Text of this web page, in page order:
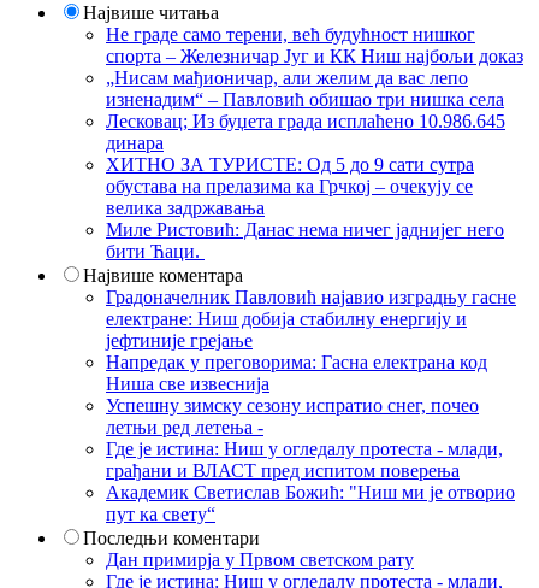
Највише читања
Не граде само терени, већ будућност нишког
спорта – Железничар Југ и КК Ниш најбољи доказ
„Нисам мађионичар, али желим да вас лепо
изненадим“ – Павловић обишао три нишка села
Лесковац; Из буџета града исплаћено 10.986.645
динара
ХИТНО ЗА ТУРИСТЕ: Од 5 до 9 сати сутра
обустава на прелазима ка Грчкој – очекују се
велика задржавања
Миле Ристовић: Данас нема ничег јаднијег него
бити Ћаци.
Највише коментара
Градоначелник Павловић најавио изградњу гасне
електране: Ниш добија стабилну енергију и
јефтиније грејање
Напредак у преговорима: Гасна електрана код
Ниша све извеснија
Успешну зимску сезону испратио снег, почео
летњи ред летења -
Где је истина: Ниш у огледалу протеста - млади,
грађани и ВЛАСТ пред испитом поверења
Академик Светислав Божић: "Ниш ми је отворио
пут ка свету“
Последњи коментари
Дан примирја у Првом светском рату
Где је истина: Ниш у огледалу протеста - млади,